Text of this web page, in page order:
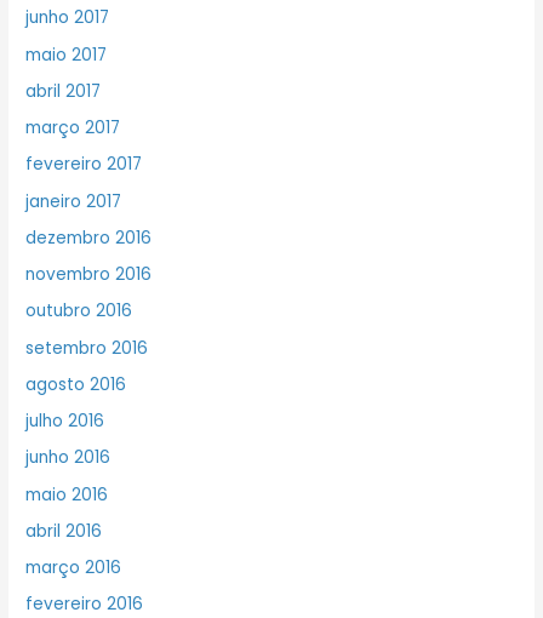
junho 2017
maio 2017
abril 2017
março 2017
fevereiro 2017
janeiro 2017
dezembro 2016
novembro 2016
outubro 2016
setembro 2016
agosto 2016
julho 2016
junho 2016
maio 2016
abril 2016
março 2016
fevereiro 2016